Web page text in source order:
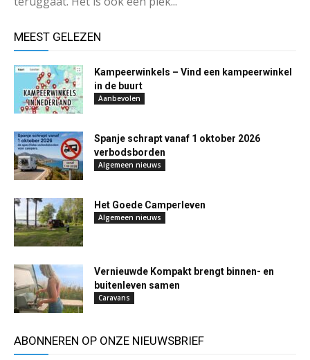
MEEST GELEZEN
Kampeerwinkels – Vind een kampeerwinkel
in de buurt
Aanbevolen
Spanje schrapt vanaf 1 oktober 2026
verbodsborden
Algemeen nieuws
Het Goede Camperleven
Algemeen nieuws
Vernieuwde Kompakt brengt binnen- en
buitenleven samen
Caravans
ABONNEREN OP ONZE NIEUWSBRIEF